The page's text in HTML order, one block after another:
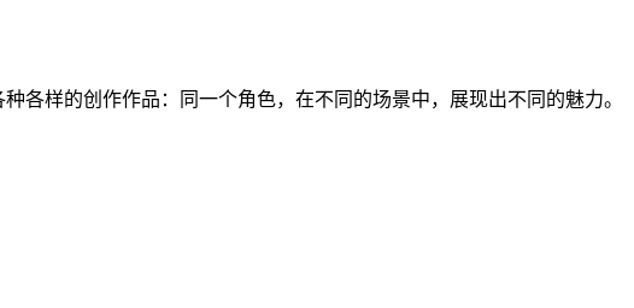
各样的创作作品：同一个角色，在不同的场景中，展现出不同的魅力。